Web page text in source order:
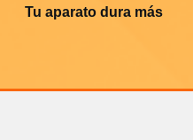
Tu aparato dura más